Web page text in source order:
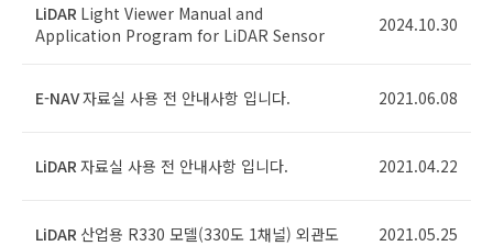
LiDAR Light Viewer Manual and
Application Program for LiDAR Sensor
2024.10.30
E-NAV자료실 사용 전 안내사항 입니다. 2021.06.08
LiDAR 자료실 사용 전 안내사항 입니다. 2021.04.22
LiDAR 산업용 R330 모델(330도 1채널) 외관도 2021.05.25